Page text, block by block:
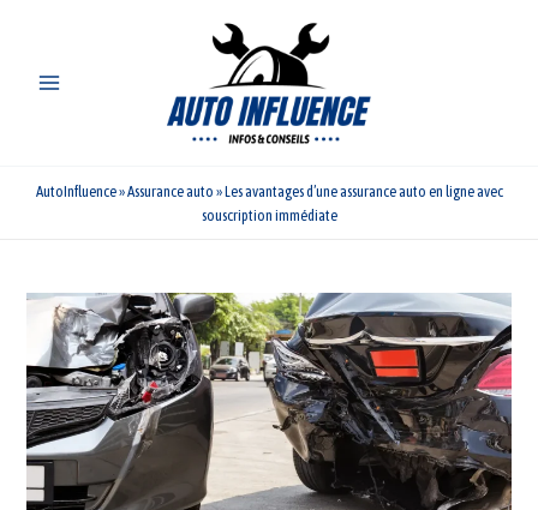
AutoInfluence»Assurance auto »Les avantages d’une assurance auto en ligne avec
souscription immédiate